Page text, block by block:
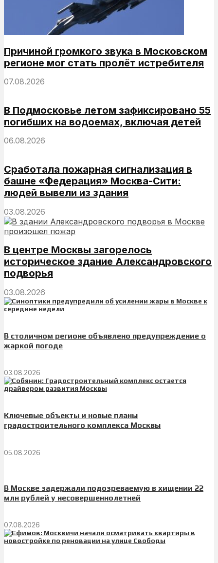
Причиной громкого звука в Московском
регионе мог стать пролёт истребителя
07.08.2026
В Подмосковье летом зафиксировано 55
погибших на водоемах, включая детей
06.08.2026
Сработала пожарная сигнализация в
башне «Федерация» Москва-Сити:
людей вывели из здания
03.08.2026
В центре Москвы загорелось
историческое здание Александровского
подворья
03.08.2026
В столичном регионе объявлено предупреждение о
жаркой погоде
03.08.2026
Ключевые объекты и новые планы
градостроительного комплекса Москвы
05.08.2026
В Москве задержали подозреваемую в хищении 22
млн рублей у несовершеннолетней
07.08.2026